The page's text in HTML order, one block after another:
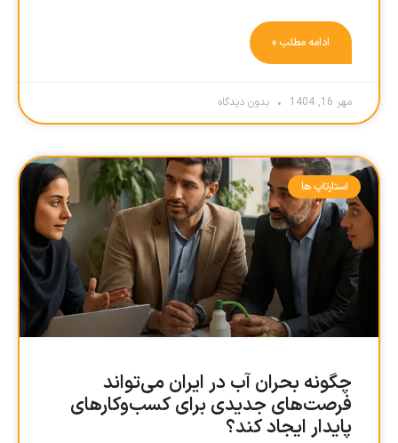
ادامه مطلب »
مهر 16, 1404 بدون دیدگاه
استارتاپ ها
چگونه بحران آب در ایران می‌تواند
فرصت‌های جدیدی برای کسب‌وکارهای
پایدار ایجاد کند؟